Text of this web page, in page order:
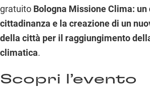
gratuito Bologna Missione Clima: un
cittadinanza e la creazione di un
della città per il raggiungimento
climatica.
Scopri l’evento